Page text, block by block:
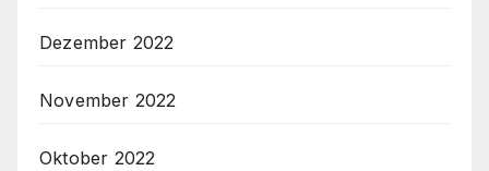
Dezember 2022
November 2022
Oktober 2022